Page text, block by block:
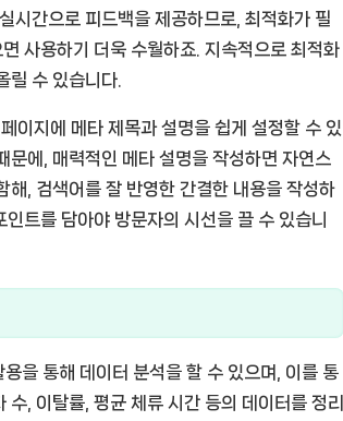
시간으로 피드백을 제공하므로, 최적화가 필
사용하기 더욱 수월하죠. 지속적으로 최적화
릴 수 있습니다.
이지에 메타 제목과 설명을 쉽게 설정할 수 있
문에, 매력적인 메타 설명을 작성하면 자연스
해, 검색어를 잘 반영한 간결한 내용을 작성하
트를 담아야 방문자의 시선을 끌 수 있습니
을 통해 데이터 분석을 할 수 있으며, 이를 통
, 이탈률, 평균 체류 시간 등의 데이터를 정리